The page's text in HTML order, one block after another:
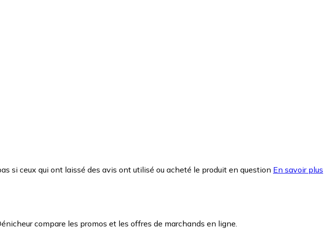
si ceux qui ont laissé des avis ont utilisé ou acheté le produit en question En savoir plus
compare les promos et les offres de marchands en ligne.